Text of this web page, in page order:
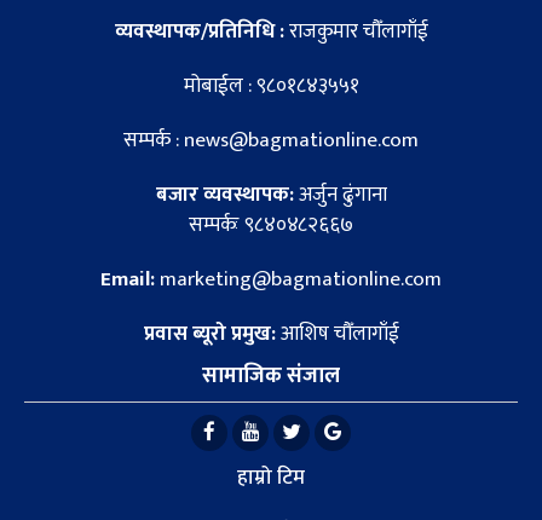
व्यवस्थापक/प्रतिनिधि :राजकुमार चौँलागाँई
मोबाईल : ९८०१८४३५५१
सम्पर्क : news@bagmationline.com
बजार व्यवस्थापक:अर्जुन ढुंगाना
सम्पर्कः ९८४०४८२६६७
Email:marketing@bagmationline.com
प्रवास ब्यूरो प्रमुख:आशिष चौँलागाँई
सामाजिक संजाल
हाम्रो टिम